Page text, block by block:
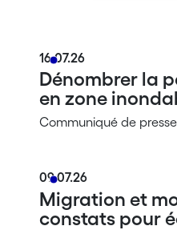
16.07.26
Dénombrer la
en zone
Communiqué de presse
09.07.26
Migration et
constats pour